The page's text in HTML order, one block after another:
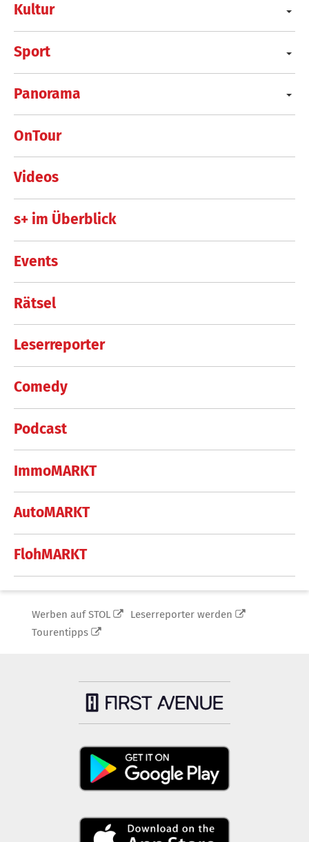
Kultur
Sport
Panorama
OnTour
Videos
s+ im Überblick
Events
Rätsel
Leserreporter
Comedy
Podcast
ImmoMARKT
AutoMARKT
FlohMARKT
Werben auf STOL
Leserreporter werden
Tourentipps